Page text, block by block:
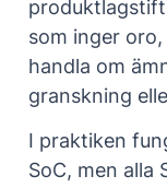
som inger
handla om
granskning
I praktiken
SoC, men alla